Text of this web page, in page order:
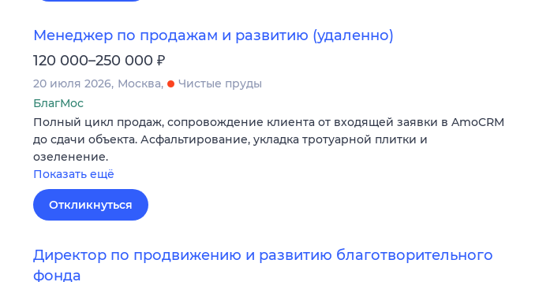
Менеджер по продажам и развитию (удаленно)
120 000–250 000 ₽
20 июля 2026 Москва
Чистые пруды
БлагМос
Полный цикл продаж, сопровождение клиента от входящей заявки в AmoCRM
до сдачи объекта. Асфальтирование, укладка тротуарной плитки и
озеленение.
Показать ещё
Откликнуться
Директор по продвижению и развитию благотворительного
фонда